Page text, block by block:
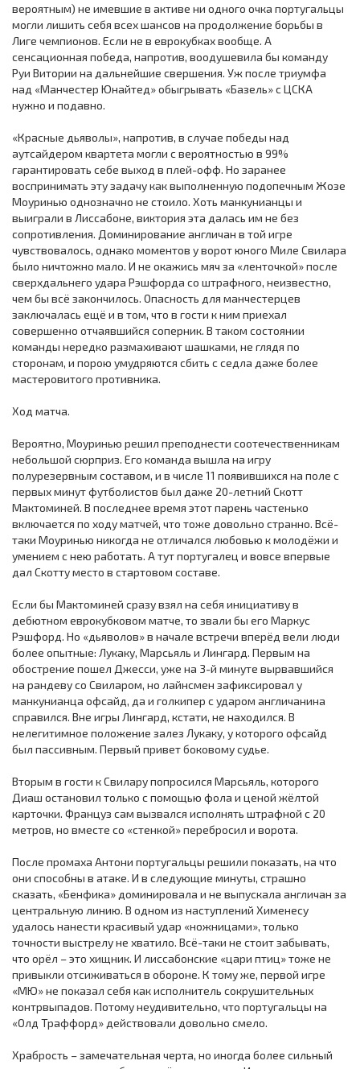
вероятным) не имевшие в активе ни одного очка португальцы
могли лишить себя всех шансов на продолжение борьбы в
Лиге чемпионов. Если не в еврокубках вообще. А
сенсационная победа, напротив, воодушевила бы команду
Руи Витории на дальнейшие свершения. Уж после триумфа
над «Манчестер Юнайтед» обыгрывать «Базель» с ЦСКА
нужно и подавно.
«Красные дьяволы», напротив, в случае победы над
аутсайдером квартета могли с вероятностью в 99%
гарантировать себе выход в плей-офф. Но заранее
воспринимать эту задачу как выполненную подопечным Жозе
Моуринью однозначно не стоило. Хоть манкунианцы и
выиграли в Лиссабоне, виктория эта далась им не без
сопротивления. Доминирование англичан в той игре
чувствовалось, однако моментов у ворот юного Миле Свилара
было ничтожно мало. И не окажись мяч за «ленточкой» после
сверхдальнего удара Рэшфорда со штрафного, неизвестно,
чем бы всё закончилось. Опасность для манчестерцев
заключалась ещё и в том, что в гости к ним приехал
совершенно отчаявшийся соперник. В таком состоянии
команды нередко размахивают шашками, не глядя по
сторонам, и порою умудряются сбить с седла даже более
мастеровитого противника.
Ход матча.
Вероятно, Моуринью решил преподнести соотечественникам
небольшой сюрприз. Его команда вышла на игру
полурезервным составом, и в числе 11 появившихся на поле с
первых минут футболистов был даже 20-летний Скотт
Мактоминей. В последнее время этот парень частенько
включается по ходу матчей, что тоже довольно странно. Всё-
таки Моуринью никогда не отличался любовью к молодёжи и
умением с нею работать. А тут португалец и вовсе впервые
дал Скотту место в стартовом составе.
Если бы Мактоминей сразу взял на себя инициативу в
дебютном еврокубковом матче, то звали бы его Маркус
Рэшфорд. Но «дьяволов» в начале встречи вперёд вели люди
более опытные: Лукаку, Марсьяль и Лингард. Первым на
обострение пошел Джесси, уже на 3-й минуте вырвавшийся
на рандеву со Свиларом, но лайнсмен зафиксировал у
манкунианца офсайд, да и голкипер с ударом англичанина
справился. Вне игры Лингард, кстати, не находился. В
нелегитимное положение залез Лукаку, у которого офсайд
был пассивным. Первый привет боковому судье.
Вторым в гости к Свилару попросился Марсьяль, которого
Диаш остановил только с помощью фола и ценой жёлтой
карточки. Француз сам вызвался исполнять штрафной с 20
метров, но вместе со «стенкой» перебросил и ворота.
После промаха Антони португальцы решили показать, на что
они способны в атаке. И в следующие минуты, страшно
сказать, «Бенфика» доминировала и не выпускала англичан за
центральную линию. В одном из наступлений Хименесу
удалось нанести красивый удар «ножницами», только
точности выстрелу не хватило. Всё-таки не стоит забывать,
что орёл – это хищник. И лиссабонские «цари птиц» тоже не
привыкли отсиживаться в обороне. К тому же, первой игре
«МЮ» не показал себя как исполнитель сокрушительных
контрвыпадов. Потому неудивительно, что португальцы на
«Олд Траффорд» действовали довольно смело.
Храбрость – замечательная черта, но иногда более сильный